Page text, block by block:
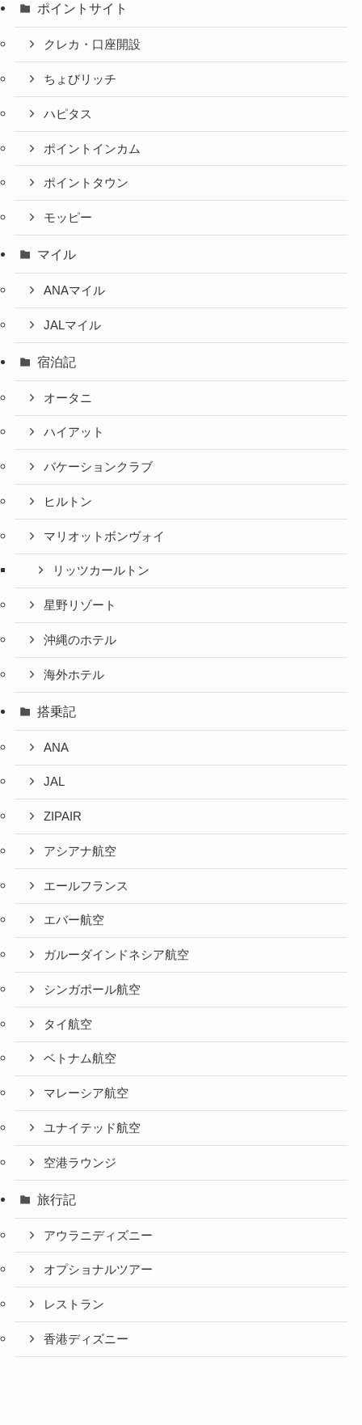
ポイントサイト
クレカ・口座開設
ちょびリッチ
ハピタス
ポイントインカム
ポイントタウン
モッピー
マイル
ANAマイル
JALマイル
宿泊記
オータニ
ハイアット
バケーションクラブ
ヒルトン
マリオットボンヴォイ
リッツカールトン
星野リゾート
沖縄のホテル
海外ホテル
搭乗記
ANA
JAL
ZIPAIR
アシアナ航空
エールフランス
エバー航空
ガルーダインドネシア航空
シンガポール航空
タイ航空
ベトナム航空
マレーシア航空
ユナイテッド航空
空港ラウンジ
旅行記
アウラニディズニー
オプショナルツアー
レストラン
香港ディズニー